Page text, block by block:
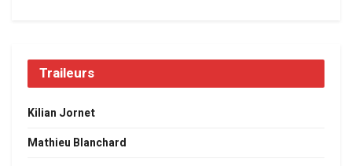
Traileurs
Kilian Jornet
Mathieu Blanchard